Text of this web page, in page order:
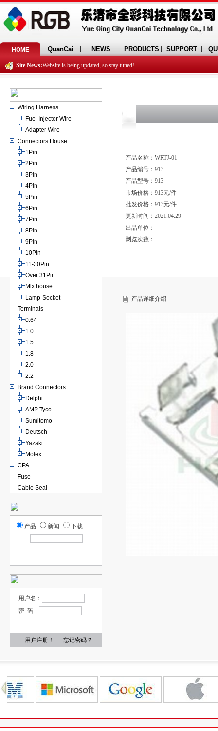
HOME QuanCai NEWS PRODUCTS SUPPORT
Site News:Website is being updated, so stay tuned!
Wiring Harness
Fuel Injector Wire
Adapter Wire
Connectors House
1Pin
2Pin
3Pin
4Pin
5Pin
6Pin
7Pin
8Pin
9Pin
10Pin
11-30Pin
Over 31Pin
Mix house
Lamp-Socket
Terminals
0.64
1.0
1.5
1.8
2.0
2.2
Brand Connectors
Delphi
AMP Tyco
Sumitomo
Deutsch
Yazaki
Molex
CPA
Fuse
Cable Seal
产品 新闻 下载
用户名：
密 码：
用户注册！ 忘记密码？
产品名称：WRTJ-01
产品编号：913
产品型号：913
市场价格：913元/件
批发价格：913元/件
更新时间：2021.04.29
出品单位：
浏览次数：
产品详细介绍